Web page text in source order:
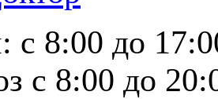
с 8:00 до
с 8:00 до